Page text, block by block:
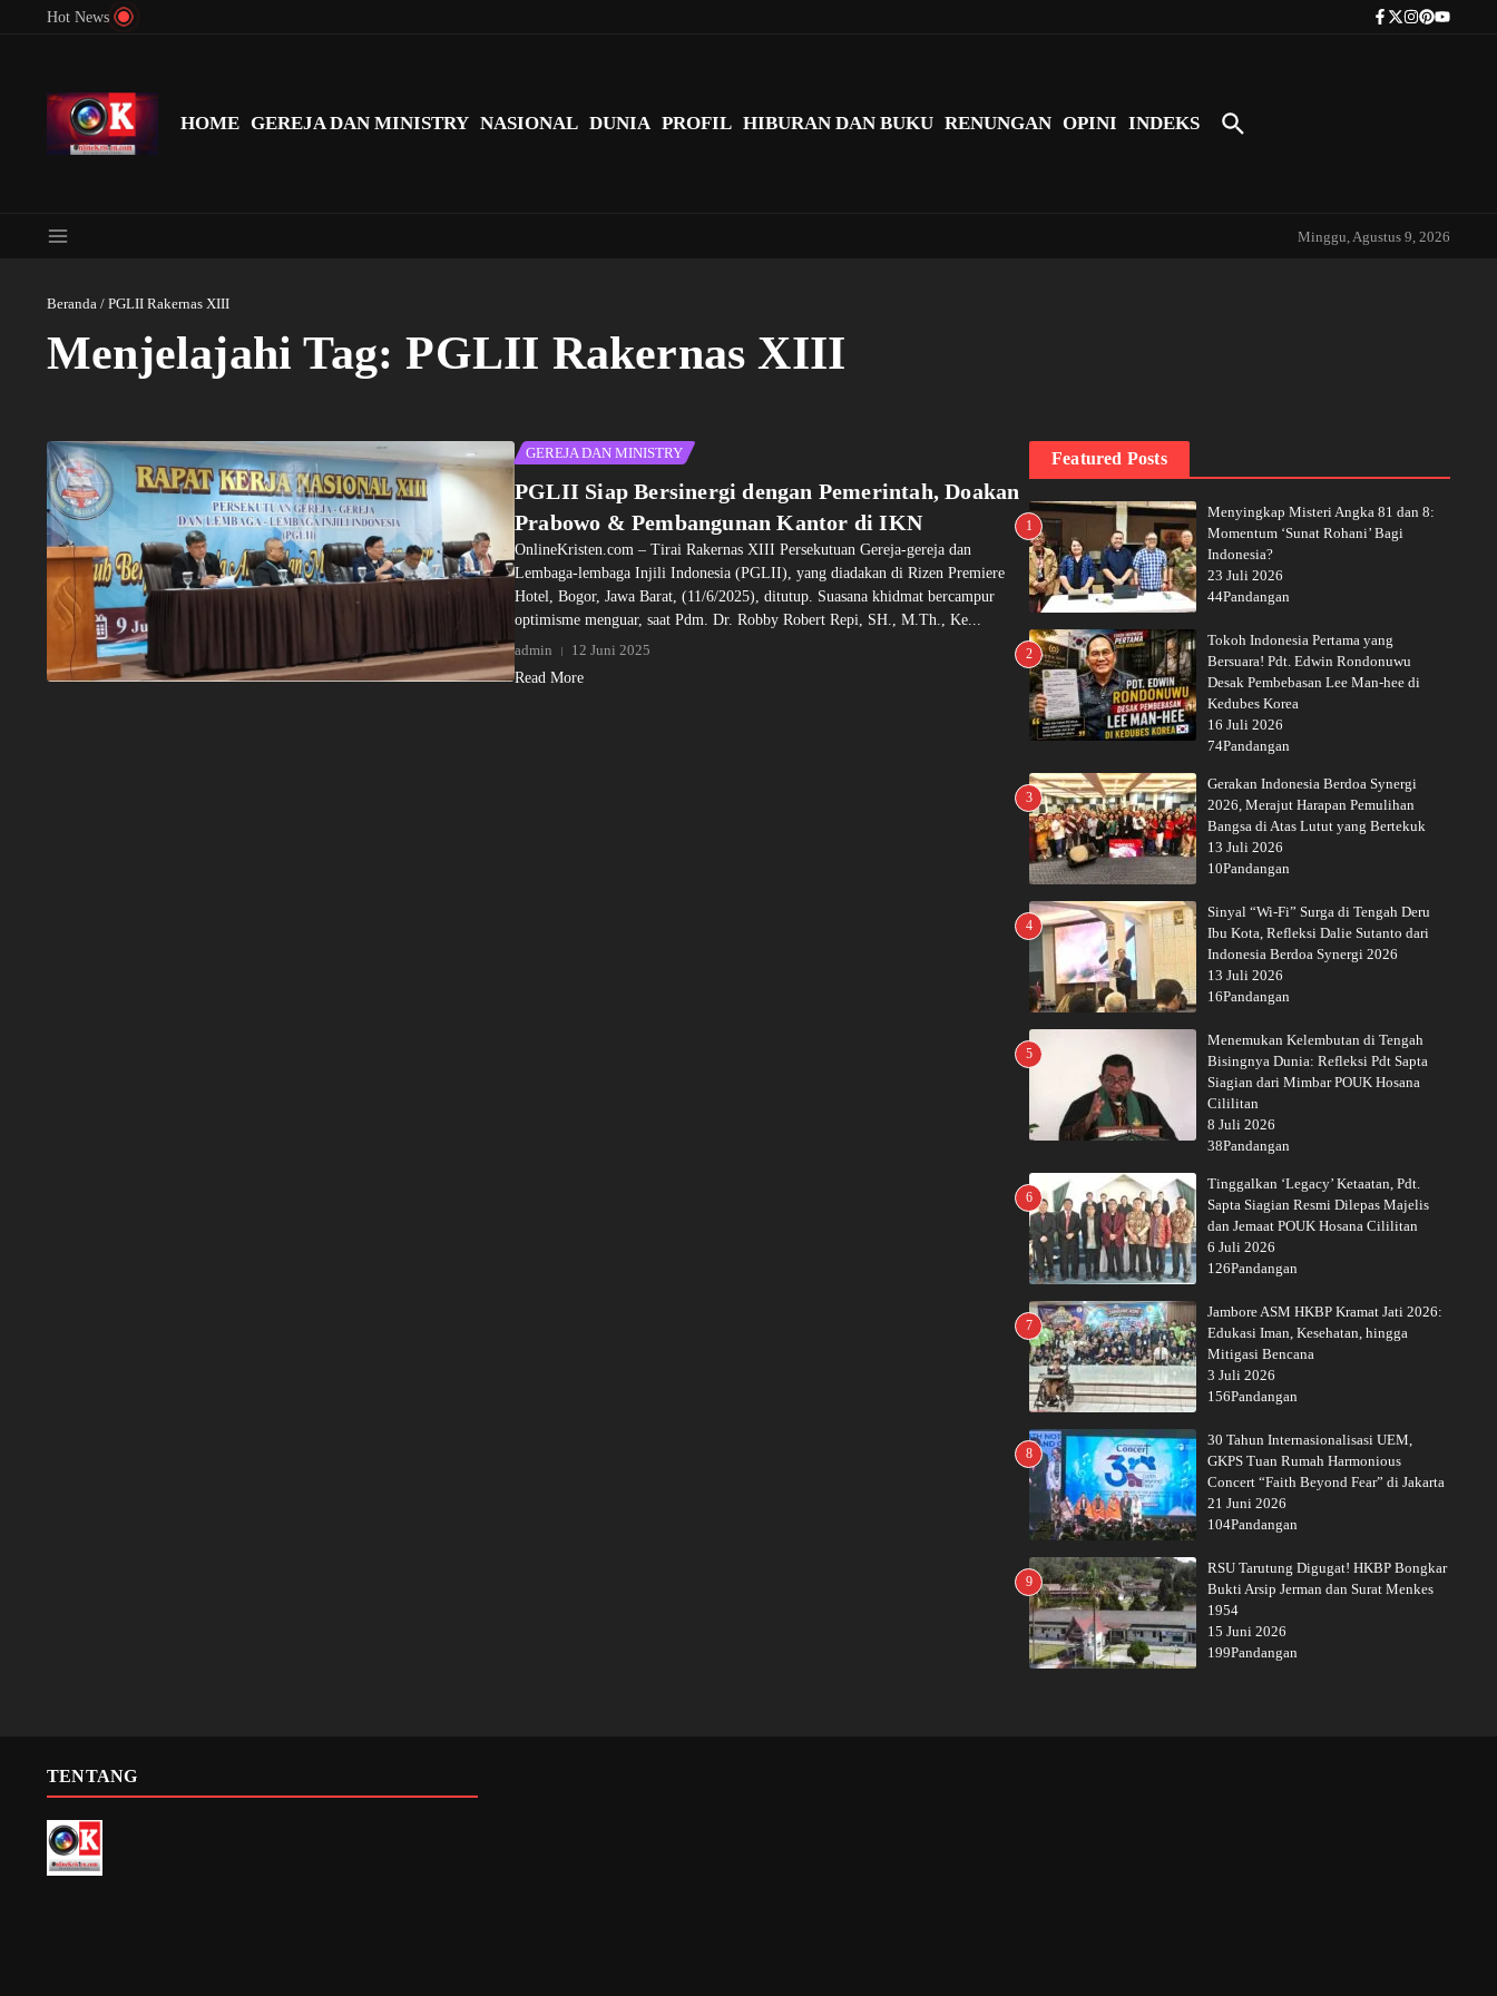
Lewati ke konten
Hot News Tokoh Indonesia Pertama yang
HOME GEREJA DAN MINISTRY NASIONAL DUNIA PROFIL HIBURAN DAN BUKU RENUNGAN OPINI INDEKS
Minggu, Agustus 9, 2026
Beranda / PGLII Rakernas XIII
Menjelajahi Tag: PGLII Rakernas XIII
GEREJA DAN MINISTRY
PGLII Siap Bersinergi dengan Pemerintah, Doakan
Prabowo & Pembangunan Kantor di IKN
OnlineKristen.com – Tirai Rakernas XIII Persekutuan Gereja-gereja dan
Lembaga-lembaga Injili Indonesia (PGLII), yang diadakan di Rizen Premiere
Hotel, Bogor, Jawa Barat, (11/6/2025), ditutup. Suasana khidmat bercampur
optimisme menguar, saat Pdm. Dr. Robby Robert Repi, SH., M.Th., Ke...
admin
12 Juni 2025
Read More
Featured Posts
1
Menyingkap Misteri Angka 81 dan 8:
Momentum ‘Sunat Rohani’ Bagi
Indonesia?
23 Juli 2026
44Pandangan
2
Tokoh Indonesia Pertama yang
Bersuara! Pdt. Edwin Rondonuwu
Desak Pembebasan Lee Man-hee di
Kedubes Korea
16 Juli 2026
74Pandangan
3
Gerakan Indonesia Berdoa Synergi
2026, Merajut Harapan Pemulihan
Bangsa di Atas Lutut yang Bertekuk
13 Juli 2026
10Pandangan
4
Sinyal “Wi-Fi” Surga di Tengah Deru
Ibu Kota, Refleksi Dalie Sutanto dari
Indonesia Berdoa Synergi 2026
13 Juli 2026
16Pandangan
5
Menemukan Kelembutan di Tengah
Bisingnya Dunia: Refleksi Pdt Sapta
Siagian dari Mimbar POUK Hosana
Cililitan
8 Juli 2026
38Pandangan
6
Tinggalkan ‘Legacy’ Ketaatan, Pdt.
Sapta Siagian Resmi Dilepas Majelis
dan Jemaat POUK Hosana Cililitan
6 Juli 2026
126Pandangan
7
Jambore ASM HKBP Kramat Jati 2026:
Edukasi Iman, Kesehatan, hingga
Mitigasi Bencana
3 Juli 2026
156Pandangan
8
30 Tahun Internasionalisasi UEM,
GKPS Tuan Rumah Harmonious
Concert “Faith Beyond Fear” di Jakarta
21 Juni 2026
104Pandangan
9
RSU Tarutung Digugat! HKBP Bongkar
Bukti Arsip Jerman dan Surat Menkes
1954
15 Juni 2026
199Pandangan
TENTANG